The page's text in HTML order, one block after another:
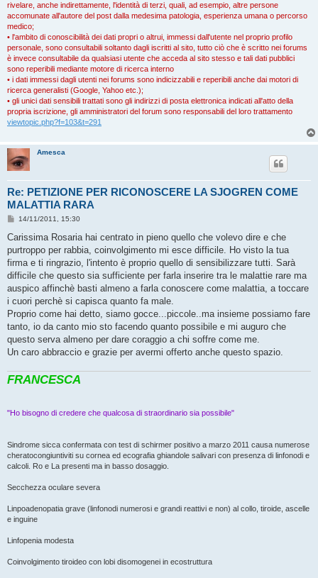
rivelare, anche indirettamente, l'identità di terzi, quali, ad esempio, altre persone
accomunate all'autore del post dalla medesima patologia, esperienza umana o percorso
medico;
• l'ambito di conoscibilità dei dati propri o altrui, immessi dall'utente nel proprio profilo
personale, sono consultabili soltanto dagli iscritti al sito, tutto ciò che è scritto nei forums
è invece consultabile da qualsiasi utente che acceda al sito stesso e tali dati pubblici
sono reperibili mediante motore di ricerca interno
• i dati immessi dagli utenti nei forums sono indicizzabili e reperibili anche dai motori di
ricerca generalisti (Google, Yahoo etc.);
• gli unici dati sensibili trattati sono gli indirizzi di posta elettronica indicati all'atto della
propria iscrizione, gli amministratori del forum sono responsabili del loro trattamento
viewtopic.php?f=103&t=291
Amesca
Re: PETIZIONE PER RICONOSCERE LA SJOGREN COME
MALATTIA RARA
M
s
a
g
i
o
14/11/2011, 15:30
Carissima Rosaria hai centrato in pieno quello che volevo dire e che
purtroppo per rabbia, coinvolgimento mi esce difficile. Ho visto la tua
firma e ti ringrazio, l'intento è proprio quello di sensibilizzare tutti. Sarà
difficile che questo sia sufficiente per farla inserire tra le malattie rare ma
auspico affinchè basti almeno a farla conoscere come malattia, a toccare
i cuori perchè si capisca quanto fa male.
Proprio come hai detto, siamo gocce...piccole..ma insieme possiamo fare
tanto, io da canto mio sto facendo quanto possibile e mi auguro che
questo serva almeno per dare coraggio a chi soffre come me.
Un caro abbraccio e grazie per avermi offerto anche questo spazio.
FRANCESCA
"Ho bisogno di credere che qualcosa di straordinario sia possibile"
Sindrome sicca confermata con test di schirmer positivo a marzo 2011 causa numerose
cheratocongiuntiviti su cornea ed ecografia ghiandole salivari con presenza di linfonodi e
calcoli. Ro e La presenti ma in basso dosaggio.
Secchezza oculare severa
Linpoadenopatia grave (linfonodi numerosi e grandi reattivi e non) al collo, tiroide, ascelle
e inguine
Linfopenia modesta
Coinvolgimento tiroideo con lobi disomogenei in ecostruttura